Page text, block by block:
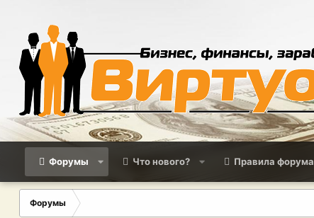
Форумы Что нового? Правила форума
Форумы